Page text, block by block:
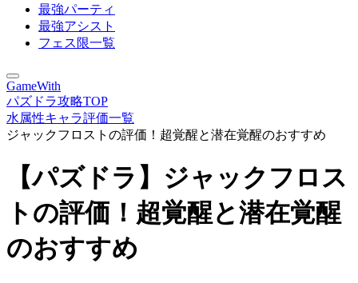
最強パーティ
最強アシスト
フェス限一覧
GameWith
パズドラ攻略TOP
水属性キャラ評価一覧
ジャックフロストの評価！超覚醒と潜在覚醒のおすすめ
【パズドラ】ジャックフロス
トの評価！超覚醒と潜在覚醒
のおすすめ